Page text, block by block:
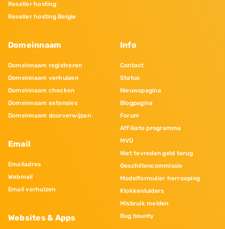
Reseller hosting
Reseller hosting Belgie
Domeinnaam
Domeinnaam registreren
Domeinnaam verhuizen
Domeinnaam checken
Domeinnaam extensies
Domeinnaam doorverwijzen
Email
Emailadres
Webmail
Email verhuizen
Websites & Apps
Info
Contact
Status
Nieuwspagina
Blogpagina
Forum
Affiliate programma
MVO
Niet tevreden geld terug
Geschillencommissie
Modelformulier herroeping
Klokkenluiders
Misbruik melden
Bug bounty